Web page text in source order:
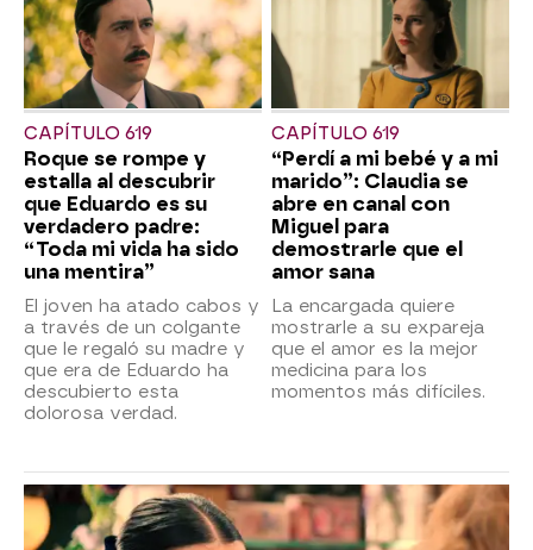
CAPÍTULO 619
Roque se rompe y
estalla al descubrir
que Eduardo es su
verdadero padre:
“Toda mi vida ha sido
una mentira”
El joven ha atado cabos y
a través de un colgante
que le regaló su madre y
que era de Eduardo ha
descubierto esta
dolorosa verdad.
CAPÍTULO 619
“Perdí a mi bebé y a mi
marido”: Claudia se
abre en canal con
Miguel para
demostrarle que el
amor sana
La encargada quiere
mostrarle a su expareja
que el amor es la mejor
medicina para los
momentos más difíciles.